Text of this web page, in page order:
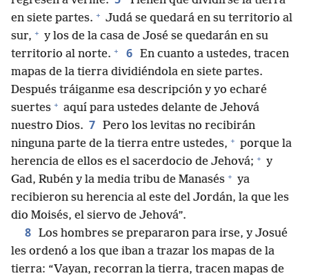
en siete partes. + Judá se quedará en su territorio al
sur, + y los de la casa de José se quedarán en su
territorio al norte. + 6 En cuanto a ustedes, tracen
mapas de la tierra dividiéndola en siete partes.
Después tráiganme esa descripción y yo echaré
suertes + aquí para ustedes delante de Jehová
nuestro Dios. 7 Pero los levitas no recibirán
ninguna parte de la tierra entre ustedes, + porque la
herencia de ellos es el sacerdocio de Jehová; + y
Gad, Rubén y la media tribu de Manasés + ya
recibieron su herencia al este del Jordán, la que les
dio Moisés, el siervo de Jehová”.
8 Los hombres se prepararon para irse, y Josué
les ordenó a los que iban a trazar los mapas de la
tierra: “Vayan, recorran la tierra, tracen mapas de